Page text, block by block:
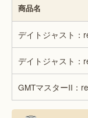
商品名
デイトジャスト：
デイトジャスト：
GMTマスターII：